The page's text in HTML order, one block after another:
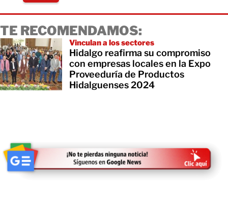
TE RECOMENDAMOS:
Vinculan a los sectores
Hidalgo reafirma su compromiso
con empresas locales en la Expo
Proveeduría de Productos
Hidalguenses 2024